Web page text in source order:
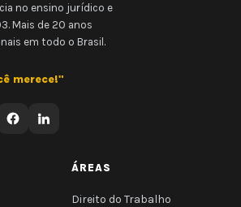
no ensino jurídico e
Mais de 20 anos
em todo o Brasil.
merece!"
ÁREAS
Direito do Trabalho